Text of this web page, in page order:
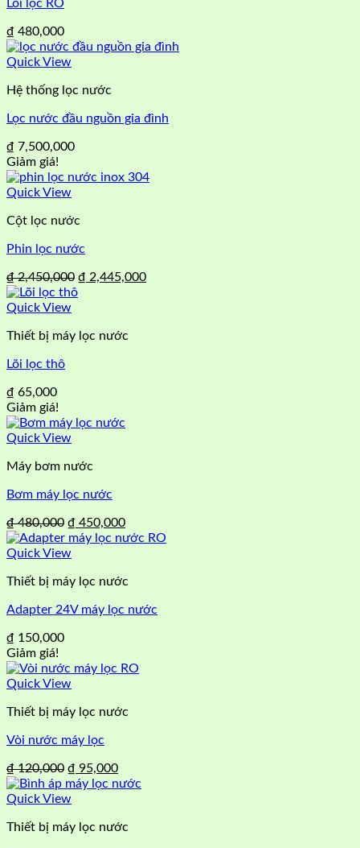
Lõi lọc RO
₫ 480,000
Quick View
Hệ thống lọc nước
Lọc nước đầu nguồn gia đình
₫ 7,500,000
Giảm giá!
Quick View
Cột lọc nước
Phin lọc nước
₫2,450,000 Giá
gốc
₫ 2,445,000Giá
Quick View
Thiết bị máy lọc nước
Lõi lọc thô
₫ 65,000
Giảm giá!
Quick View
Máy bơm nước
Bơm máy lọc nước
₫480,000 Giá
gốc
là:
₫ 450,000Giá
hiện
₫ 450,000.
Quick View
Thiết bị máy lọc nước
Adapter 24V máy lọc nước
₫ 150,000
Giảm giá!
Quick View
Thiết bị máy lọc nước
Vòi nước máy lọc
₫120,000 Giá
gốc
là:
₫ 95,000Giá
hiện
₫ 95,000.
Quick View
Thiết bị máy lọc nước